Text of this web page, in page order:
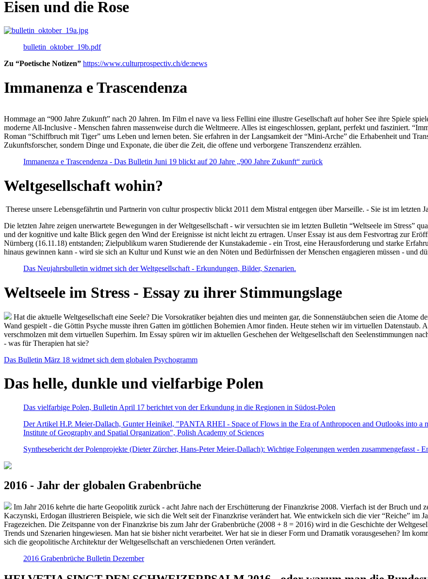
Eisen und die Rose
bulletin_oktober_19b.pdf
Zu “Poetische Notizen” https://www.culturprospectiv.ch/de:news
Immanenza e Trascendenza
Hommage an “900 Jahre Zukunft” nach 20 Jahren. Im Film el nave va liess Fellini eine illustre Gesellschaft auf hoher See ihre Spiele
moderne All-Inclusive - Menschen fahren massenweise durch die Weltmeere. Alles ist eingeschlossen, geplant, perfekt und fasziniert.
Roman “Schiffbruch mit Tiger” ums Leben und lernen beten. Sie erfahren in der Langsamkeit der “Mini-Arche” die Erhabenheit und
Zukunftsforscher, sondern Dinge und Exponate, die über die Zeit, die offene und verborgene Transzendenz erzählen.
Immanenza e Trascendenza - Das Bulletin Juni 19 blickt auf 20 Jahre „900 Jahre Zukunft“ zurück
Weltgesellschaft wohin?
Therese unsere Lebensgefährtin und Partnerin von cultur prospectiv blickt 2011 dem Mistral entgegen über Marseille. - Sie ist im
Die letzten Jahre zeigen unerwartete Bewegungen in der Weltgesellschaft - wir versuchten sie im letzten Bulletin “Weltseele im Stress”
und der kognitive und kalte Blick gegen den Wind der Ereignisse ist nicht leicht zu ertragen. Unser Essay ist aus dem Festvortrag zur
Nürnberg (16.11.18) entstanden; Zielpublikum waren Studierende der Kunstakademie - ein Trost, eine Herausforderung und starke
hinaus gewinnen kann - wird sie sich an Kultur und Kunst wie an den Nöten und Bedürfnissen der Menschen engagieren müssen - und
Das Neujahrsbulletin widmet sich der Weltgesellschaft - Erkundungen, Bilder, Szenarien.
Weltseele im Stress - Essay zu ihrer Stimmungslage
Hat die aktuelle Weltgesellschaft eine Seele? Die Vorsokratiker bejahten dies und meinten gar, die Sonnenstäubchen seien die Atome
Wand gespielt - die Göttin Psyche musste ihren Gatten im göttlichen Bohemien Amor finden. Heute stehen wir im virtuellen Datenstaub.
verschmolzen mit dem virtuellen Superhirn. Im Essay spüren wir im aktuellen Geschehen der Weltgesellschaft den Seelenstimmungen
- was für Therapien hat sie?
Das Bulletin März 18 widmet sich dem globalen Psychogramm
Das helle, dunkle und vielfarbige Polen
Das vielfarbige Polen, Bulletin April 17 berichtet von der Erkundung in die Regionen in Südost-Polen
Der Artikel H.P. Meier-Dallach, Gunter Heinikel, "PANTA RHEI - Space of Flows in the Era of Anthropocen and Outlooks into
Institute of Geography and Spatial Organization", Polish Academy of Sciences
Synthesebericht der Polenprojekte (Dieter Zürcher, Hans-Peter Meier-Dallach): Wichtige Folgerungen werden zusammengefasst -
2016 - Jahr der globalen Grabenbrüche
Im Jahr 2016 kehrte die harte Geopolitik zurück - acht Jahre nach der Erschütterung der Finanzkrise 2008. Vierfach ist der Bruch
Kaczynski, Erdogan illustrieren Beispiele, wie sich die Welt seit der Finanzkrise verändert hat. Wie entwickeln sich die vier “Reiche” im
Fragezeichen. Die Zeitspanne von der Finanzkrise bis zum Jahr der Grabenbrüche (2008 + 8 = 2016) wird in die Geschichte der
Trends und Szenarien hingewiesen. Man hat sie bisher nicht verarbeitet. Wer hat sie in dieser Form und Dramatik vorausgesehen? Im
sich die geopolitische Architektur der Weltgesellschaft an verschiedenen Orten verändert.
2016 Grabenbrüche Bulletin Dezember